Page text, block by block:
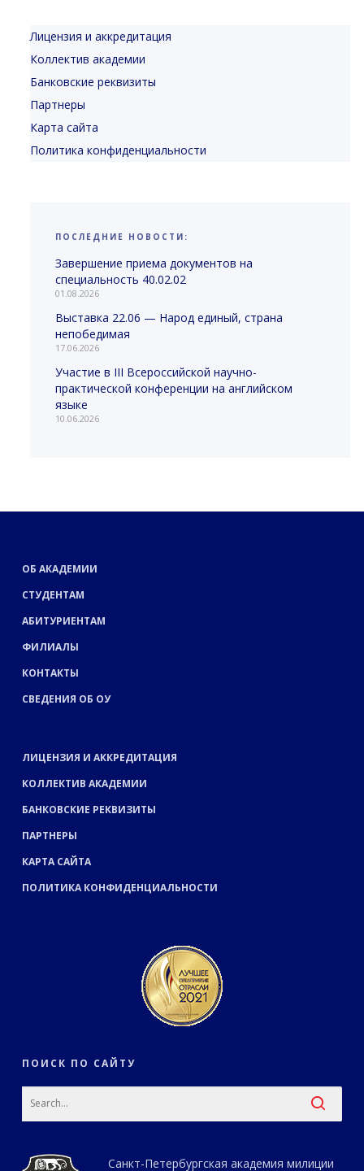
Лицензия и аккредитация
Коллектив академии
Банковские реквизиты
Партнеры
Карта сайта
Политика конфиденциальности
ПОСЛЕДНИЕ НОВОСТИ:
Завершение приема документов на
специальность 40.02.02
01.08.2026
Выставка 22.06 — Народ единый, страна
непобедимая
17.06.2026
Участие в III Всероссийской научно-
практической конференции на английском
языке
10.06.2026
ОБ АКАДЕМИИ
СТУДЕНТАМ
АБИТУРИЕНТАМ
ФИЛИАЛЫ
КОНТАКТЫ
СВЕДЕНИЯ ОБ ОУ
ЛИЦЕНЗИЯ И АККРЕДИТАЦИЯ
КОЛЛЕКТИВ АКАДЕМИИ
БАНКОВСКИЕ РЕКВИЗИТЫ
ПАРТНЕРЫ
КАРТА САЙТА
ПОЛИТИКА КОНФИДЕНЦИАЛЬНОСТИ
ПОИСК ПО САЙТУ
Санкт-Петербургская академия милиции